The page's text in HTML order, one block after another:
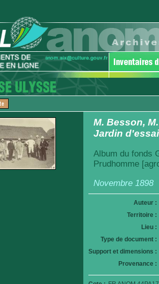
M. Besson,
Jardin
Album du fonds
Prudhomme
Novembre 1898
Auteur :
Territoire :
Lieu :
Type de document :
Support et dimensions :
Provenance :